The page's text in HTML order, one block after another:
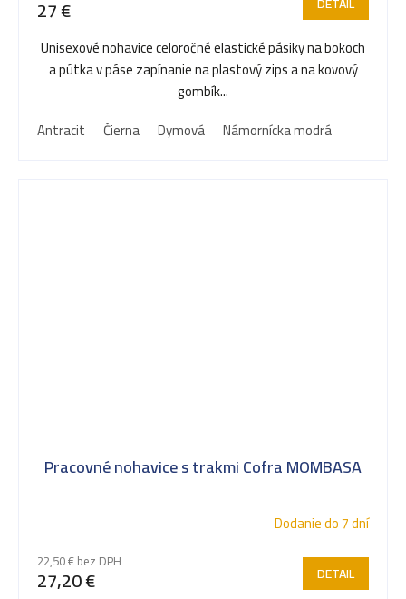
27 €
Unisexové nohavice celoročné elastické pásiky na bokoch
a pútka v páse zapínanie na plastový zips a na kovový
gombík...
Antracit
Čierna Dymová Námornícka modrá
Pracovné nohavice s trakmi Cofra MOMBASA
Dodanie do 7 dní
22,50 € bez DPH
27,20 € DETAIL